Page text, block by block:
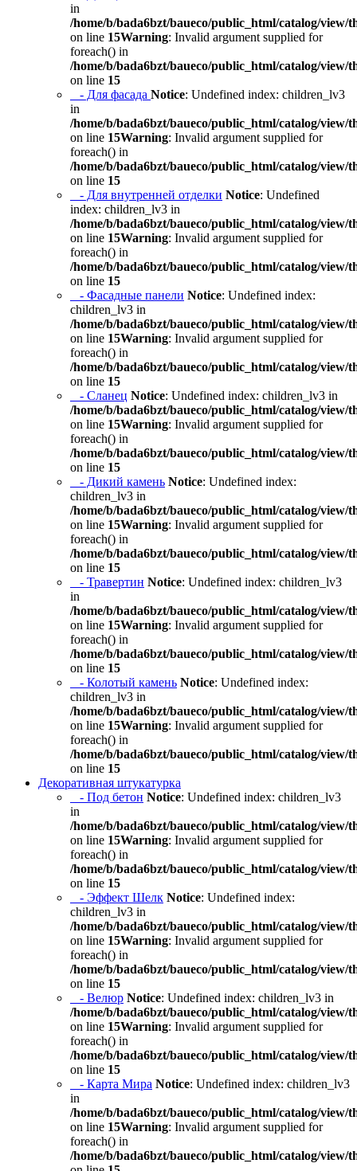
in
/home/b/bada6bzt/baueco/public_html/catalog/view/
on line 15Warning: Invalid argument supplied for
foreach() in
/home/b/bada6bzt/baueco/public_html/catalog/view/
on line 15
- Для фасада Notice: Undefined index: children_lv3
in
/home/b/bada6bzt/baueco/public_html/catalog/view/
on line 15Warning: Invalid argument supplied for
foreach() in
/home/b/bada6bzt/baueco/public_html/catalog/view/
on line 15
- Для внутренней отделки Notice: Undefined
index: children_lv3 in
/home/b/bada6bzt/baueco/public_html/catalog/view/
on line 15Warning: Invalid argument supplied for
foreach() in
/home/b/bada6bzt/baueco/public_html/catalog/view/
on line 15
- Фасадные панели Notice: Undefined index:
children_lv3 in
/home/b/bada6bzt/baueco/public_html/catalog/view/
on line 15Warning: Invalid argument supplied for
foreach() in
/home/b/bada6bzt/baueco/public_html/catalog/view/
on line 15
- Сланец Notice: Undefined index: children_lv3 in
/home/b/bada6bzt/baueco/public_html/catalog/view/
on line 15Warning: Invalid argument supplied for
foreach() in
/home/b/bada6bzt/baueco/public_html/catalog/view/
on line 15
- Дикий камень Notice: Undefined index:
children_lv3 in
/home/b/bada6bzt/baueco/public_html/catalog/view/
on line 15Warning: Invalid argument supplied for
foreach() in
/home/b/bada6bzt/baueco/public_html/catalog/view/
on line 15
- Травертин Notice: Undefined index: children_lv3
in
/home/b/bada6bzt/baueco/public_html/catalog/view/
on line 15Warning: Invalid argument supplied for
foreach() in
/home/b/bada6bzt/baueco/public_html/catalog/view/
on line 15
- Колотый камень Notice: Undefined index:
children_lv3 in
/home/b/bada6bzt/baueco/public_html/catalog/view/
on line 15Warning: Invalid argument supplied for
foreach() in
/home/b/bada6bzt/baueco/public_html/catalog/view/
on line 15
Декоративная штукатурка
- Под бетон Notice: Undefined index: children_lv3
in
/home/b/bada6bzt/baueco/public_html/catalog/view/
on line 15Warning: Invalid argument supplied for
foreach() in
/home/b/bada6bzt/baueco/public_html/catalog/view/
on line 15
- Эффект Шелк Notice: Undefined index:
children_lv3 in
/home/b/bada6bzt/baueco/public_html/catalog/view/
on line 15Warning: Invalid argument supplied for
foreach() in
/home/b/bada6bzt/baueco/public_html/catalog/view/
on line 15
- Велюр Notice: Undefined index: children_lv3 in
/home/b/bada6bzt/baueco/public_html/catalog/view/
on line 15Warning: Invalid argument supplied for
foreach() in
/home/b/bada6bzt/baueco/public_html/catalog/view/
on line 15
- Карта Мира Notice: Undefined index: children_lv3
in
/home/b/bada6bzt/baueco/public_html/catalog/view/
on line 15Warning: Invalid argument supplied for
foreach() in
/home/b/bada6bzt/baueco/public_html/catalog/view/